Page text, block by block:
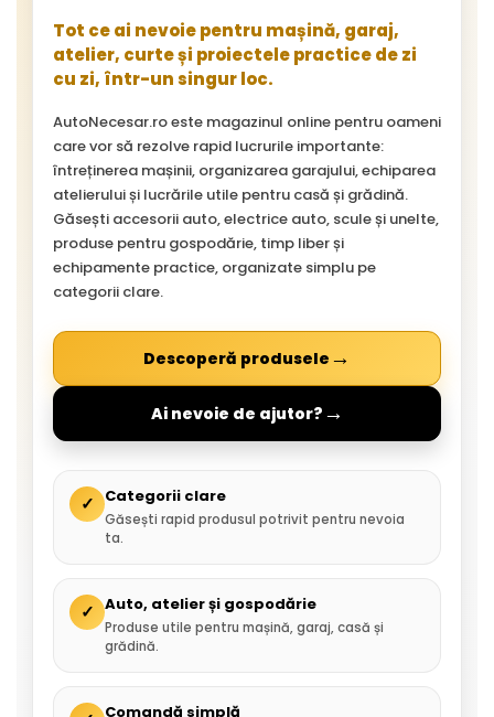
Tot ce ai nevoie pentru mașină, garaj,
atelier, curte și proiectele practice de zi
cu zi, într-un singur loc.
AutoNecesar.ro este magazinul online pentru oameni
care vor să rezolve rapid lucrurile importante:
întreținerea mașinii, organizarea garajului, echiparea
atelierului și lucrările utile pentru casă și grădină.
Găsești accesorii auto, electrice auto, scule și unelte,
produse pentru gospodărie, timp liber și
echipamente practice, organizate simplu pe
categorii clare.
Descoperă produsele →
Ai nevoie de ajutor? →
✓ Categorii clare
Găsești rapid produsul potrivit pentru nevoia
ta.
✓ Auto, atelier și gospodărie
Produse utile pentru mașină, garaj, casă și
grădină.
Comandă simplă